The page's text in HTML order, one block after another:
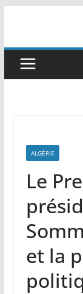
contenu
ALGÉRIE
Le
et la